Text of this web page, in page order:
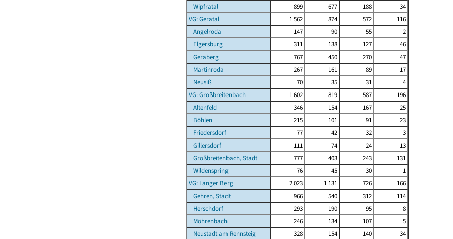
Wipfratal
899 677 188
34
VG: Geratal
1 562 874 572
116
Angelroda
147 90 55
2
Elgersburg
311 138 127
46
Geraberg
767 450 270
47
Martinroda
267 161 89
17
Neusiß
70 35 31
4
VG: Großbreitenbach
1 602 819 587
196
Altenfeld
346 154 167
25
Böhlen
215 101 91
23
Friedersdorf
77 42 32
3
Gillersdorf
111 74 24
13
Großbreitenbach, Stadt
777 403 243
131
Wildenspring
76 45 30
1
VG: Langer Berg
2 023 1 131 726
166
Gehren, Stadt
966 540 312
114
Herschdorf
293 190 95
8
Möhrenbach
246 134 107
5
Neustadt am Rennsteig
328 154 140
34